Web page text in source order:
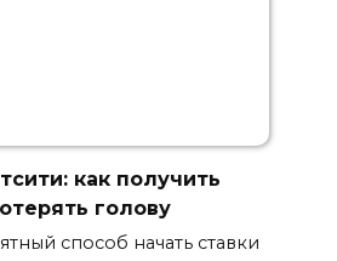
как получить
голову
способ начать ставки